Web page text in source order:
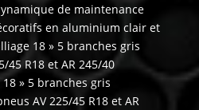
de maintenance
en aluminium clair et
18 » 5 branches gris
R18 et AR 245/40
18 » 5 branches gris
AV 225/45 R18 et AR